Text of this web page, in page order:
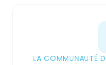
LA COMMUNAUTÉ